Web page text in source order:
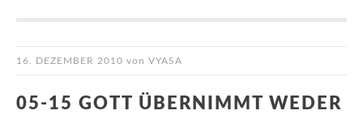
16. DEZEMBER 2010 von VYASA
05-15 GOTT ÜBERNIMMT WEDER